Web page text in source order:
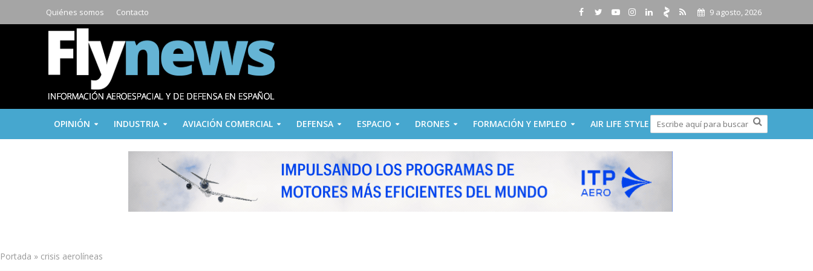
Quiénes somos Contacto 9 agosto, 2026
OPINIÓN INDUSTRIA AVIACIÓN COMERCIAL DEFENSA ESPACIO DRONES FORMACIÓN Y EMPLEO AIR LIFE STYLE
Portada » crisis aerolíneas